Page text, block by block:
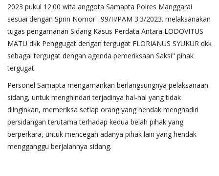
2023 pukul 12.00 wita anggota Samapta Polres Manggarai
sesuai dengan Sprin Nomor : 99/II/PAM 3.3/2023. melaksanakan
tugas pengamanan Sidang Kasus Perdata Antara LODOVITUS
MATU dkk Penggugat dengan tergugat FLORIANUS SYUKUR dkk
sebagai tergugat dengan agenda pemeriksaan Saksi" pihak
tergugat.
Personel Samapta mengamankan berlangsungnya pelaksanaan
sidang, untuk menghindari terjadinya hal-hal yang tidak
diinginkan, memeriksa setiap orang yang hendak menghadiri
persidangan terutama terhadap kedua belah pihak yang
berperkara, untuk mencegah adanya pihak lain yang hendak
mengganggu berjalannya sidang.